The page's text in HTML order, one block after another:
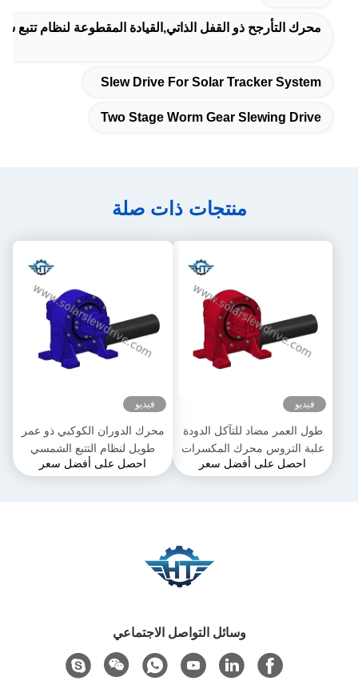
محرك التأرجح ذو القفل الذاتي,القيادة المقطوعة لنظام تتبع
Slew Drive For Solar Tracker System
Two Stage Worm Gear Slewing Drive
منتجات ذات صلة
فيديو
طول العمر مضاد للتآكل الدودة
علبة التروس محرك المكسرات
احصل على أفضل سعر
فيديو
محرك الدوران الكوكبي ذو عمر
طويل لنظام التتبع الشمسي
العمودي
احصل على أفضل سعر
وسائل التواصل الاجتماعي